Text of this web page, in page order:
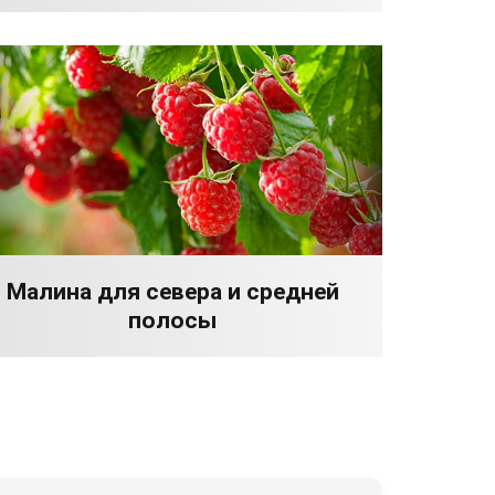
Малина для севера и средней
полосы